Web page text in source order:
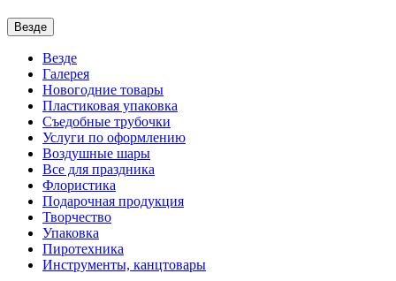
Везде
Везде
Галерея
Новогодние товары
Пластиковая упаковка
Съедобные трубочки
Услуги по оформлению
Воздушные шары
Все для праздника
Флористика
Подарочная продукция
Творчество
Упаковка
Пиротехника
Инструменты, канцтовары